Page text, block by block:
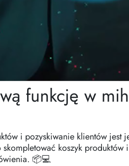
funkcję w
i pozyskiwanie klientów jest
skompletować koszyk
📦💻